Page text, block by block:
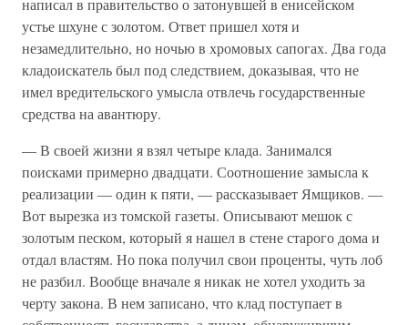
написал в правительство о затонувшей в енисейском
устье шхуне с золотом. Ответ пришел хотя и
незамедлительно, но ночью в хромовых сапогах. Два года
кладоискатель был под следствием, доказывая, что не
имел вредительского умысла отвлечь государственные
средства на авантюру.
— В своей жизни я взял четыре клада. Занимался
поисками примерно двадцати. Соотношение замысла к
реализации — один к пяти, — рассказывает Ямщиков. —
Вот вырезка из томской газеты. Описывают мешок с
золотым песком, который я нашел в стене старого дома и
отдал властям. Но пока получил свои проценты, чуть лоб
не разбил. Вообще вначале я никак не хотел уходить за
черту закона. В нем записано, что клад поступает в